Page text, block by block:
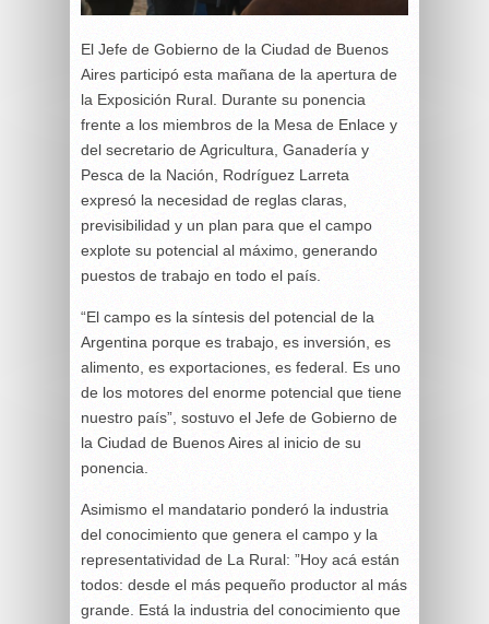
El Jefe de Gobierno de la Ciudad de Buenos
Aires participó esta mañana de la apertura de
la Exposición Rural. Durante su ponencia
frente a los miembros de la Mesa de Enlace y
del secretario de Agricultura, Ganadería y
Pesca de la Nación, Rodríguez Larreta
expresó la necesidad de reglas claras,
previsibilidad y un plan para que el campo
explote su potencial al máximo, generando
puestos de trabajo en todo el país.
“El campo es la síntesis del potencial de la
Argentina porque es trabajo, es inversión, es
alimento, es exportaciones, es federal. Es uno
de los motores del enorme potencial que tiene
nuestro país”, sostuvo el Jefe de Gobierno de
la Ciudad de Buenos Aires al inicio de su
ponencia.
Asimismo el mandatario ponderó la industria
del conocimiento que genera el campo y la
representatividad de La Rural: ”Hoy acá están
todos: desde el más pequeño productor al más
grande. Está la industria del conocimiento que